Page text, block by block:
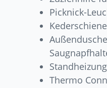
Picknick-
Thermo